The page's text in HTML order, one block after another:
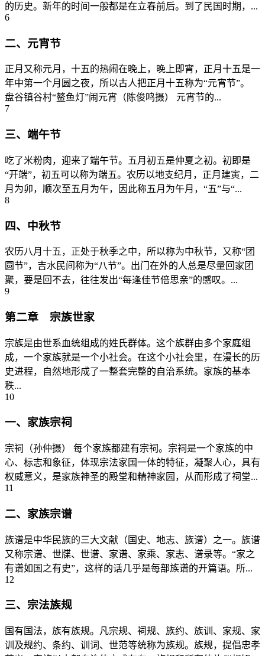
的历史。新年的时间一般都是在立春前后。到了民国时期，...
6
二、元宵节
正月又称元月，十五的热闹在晚上，晚上即宵，正月十五是一
年中第一个月圆之夜，所以古人把正月十五称为“元宵节”。
盘谷镇谷村“鳌鱼灯”闹元宵（陈俊鸣摄） 元宵节的...
7
三、端午节
吃了米粉肉，迎来了端午节。五月初五是仲夏之初。初即是
“开端”，初五可以称为端五。农历以地支纪月，正月建寅，二
月为卯，顺次至五月为午，因此称五月为午月，“五”与“...
8
四、中秋节
农历八月十五，正处于秋季之中，所以称为中秋节，又称“团
圆节”，吉水民间称为“八节”。出门在外的人总是尽量回家团
聚，要是回不去，往往发出“每逢佳节倍思亲”的感叹。...
9
第二章 宗族世家
宗族是由世系血统组成的姓氏群体。这个族群由多个家庭组
成，一个家族就是一个小社会。在这个小社会里，在漫长的历
史进程，自然地形成了一整套完整的自治系统。家族的基本
秩...
10
一、家族宗祠
宗祠（孙仲摄） 每个家族都建有宗祠。宗祠是一个家族的中
心、标志和象征，体现宗法家国一体的特征，凝聚人心，具有
权威意义，是家族神圣的殿堂和精神家园，从而形成了祠堂...
11
二、家族宗谱
族谱是中华民族的三大文献（国史、地志、族谱）之一。族谱
又称宗谱、世牒、世谱、家谱、家乘、家志、谱录等。“家之
有谱如国之有史”，这样的话几乎是每部族谱的开篇语。所...
12
三、宗法族规
国有国法，族有族规。凡宗规、祠规、族约、族训、家规、家
训及规约、条约、训词、世范等统称为族规。族规，提倡忠孝